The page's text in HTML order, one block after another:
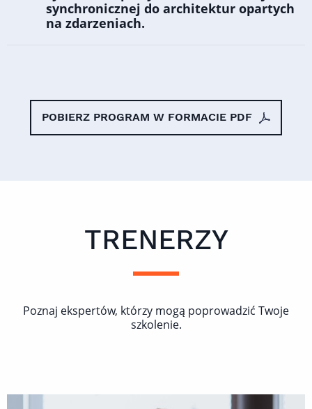
synchronicznej do architektur opartych
na zdarzeniach.
POBIERZ PROGRAM W FORMACIE PDF
TRENERZY
Poznaj ekspertów, którzy mogą poprowadzić Twoje
szkolenie.